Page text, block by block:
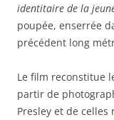
identitaire de la
poupée, enserrée
précédent long
Le film reconstitue
partir de
Presley et de